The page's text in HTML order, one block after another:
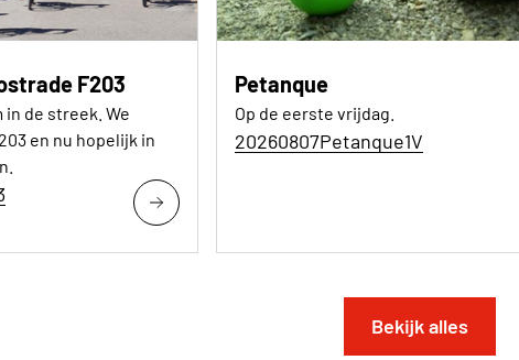
F203
in de streek. We
en nu hopelijk in
Petanque
Op de eerste vrijdag.
20260807Petanque1V
Bekijk alles